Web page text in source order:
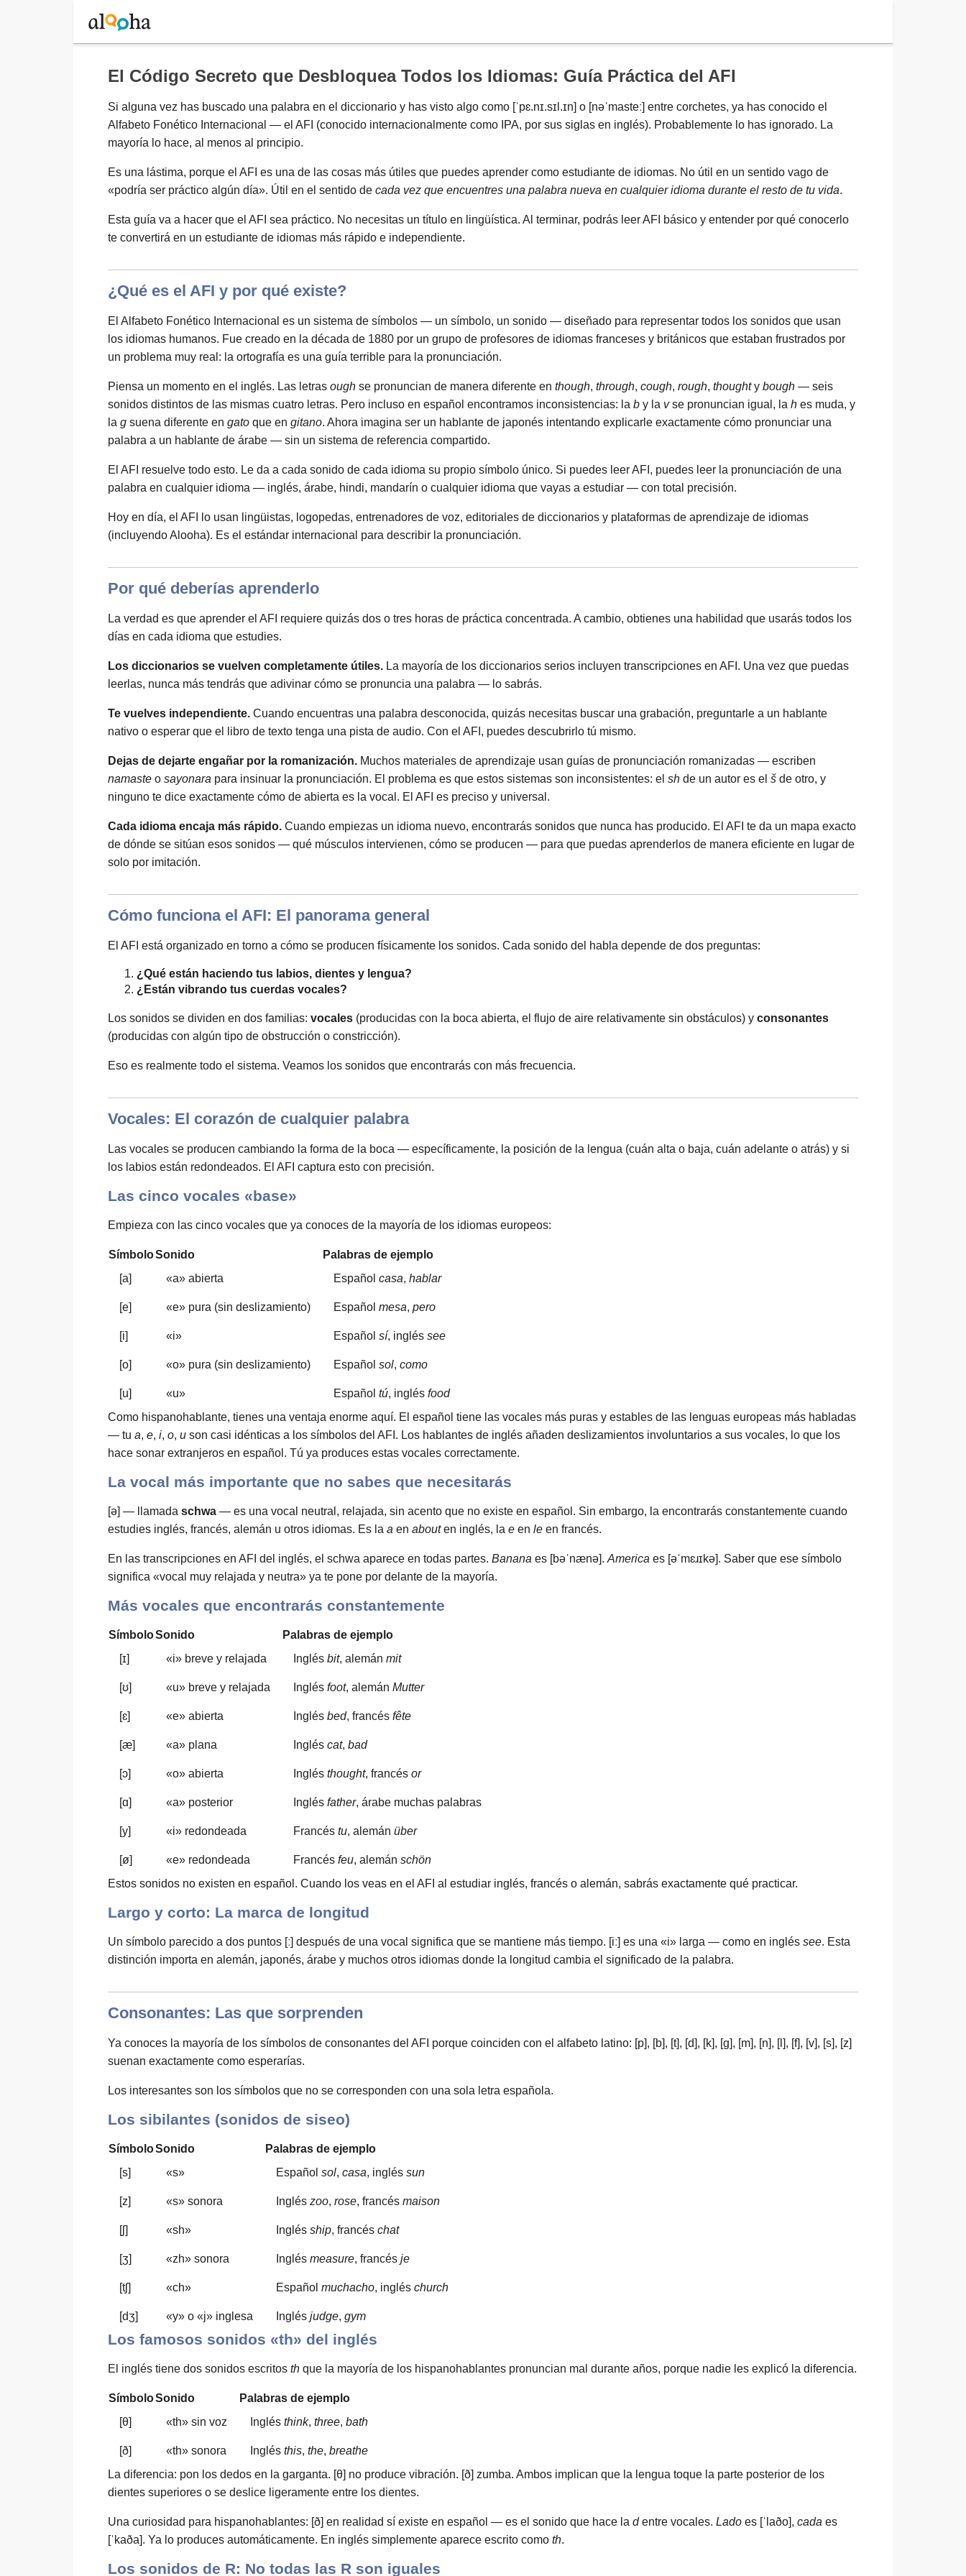
Suche
Anmelden
Blog
Fr, 07. August 2026 | 32
Englisch Deutsch Spanisch
El Código Secreto que Desbloquea Todos los Idiomas: Guía Práctica del AFI
Si alguna vez has buscado una palabra en el diccionario y has visto algo como [ˈpɛ.nɪ.sɪl.ɪn] o [nəˈmasteː] entre corchetes, ya has conocido el
Alfabeto Fonético Internacional — el AFI (conocido internacionalmente como IPA, por sus siglas en inglés). Probablemente lo has ignorado. La
mayoría lo hace, al menos al principio.
Es una lástima, porque el AFI es una de las cosas más útiles que puedes aprender como estudiante de idiomas. No útil en un sentido vago de
«podría ser práctico algún día». Útil en el sentido de cada vez que encuentres una palabra nueva en cualquier idioma durante el resto de tu vida.
Esta guía va a hacer que el AFI sea práctico. No necesitas un título en lingüística. Al terminar, podrás leer AFI básico y entender por qué conocerlo
te convertirá en un estudiante de idiomas más rápido e independiente.
¿Qué es el AFI y por qué existe?
El Alfabeto Fonético Internacional es un sistema de símbolos — un símbolo, un sonido — diseñado para representar todos los sonidos que usan
los idiomas humanos. Fue creado en la década de 1880 por un grupo de profesores de idiomas franceses y británicos que estaban frustrados por
un problema muy real: la ortografía es una guía terrible para la pronunciación.
Piensa un momento en el inglés. Las letras ough se pronuncian de manera diferente en though, through, cough, rough, thoughty bough — seis
sonidos distintos de las mismas cuatro letras. Pero incluso en español encontramos inconsistencias: la b y la vse pronuncian igual, la h es muda, y
la g suena diferente en gato que en gitano. Ahora imagina ser un hablante de japonés intentando explicarle exactamente cómo pronunciar una
palabra a un hablante de árabe — sin un sistema de referencia compartido.
El AFI resuelve todo esto. Le da a cada sonido de cada idioma su propio símbolo único. Si puedes leer AFI, puedes leer la pronunciación de una
palabra en cualquier idioma — inglés, árabe, hindi, mandarín o cualquier idioma que vayas a estudiar — con total precisión.
Hoy en día, el AFI lo usan lingüistas, logopedas, entrenadores de voz, editoriales de diccionarios y plataformas de aprendizaje de idiomas
(incluyendo Alooha). Es el estándar internacional para describir la pronunciación.
Por qué deberías aprenderlo
La verdad es que aprender el AFI requiere quizás dos o tres horas de práctica concentrada. A cambio, obtienes una habilidad que usarás todos los
días en cada idioma que estudies.
Los diccionarios se vuelven completamente útiles. La mayoría de los diccionarios serios incluyen transcripciones en AFI. Una vez que puedas
leerlas, nunca más tendrás que adivinar cómo se pronuncia una palabra — lo sabrás.
Te vuelves independiente. Cuando encuentras una palabra desconocida, quizás necesitas buscar una grabación, preguntarle a un hablante
nativo o esperar que el libro de texto tenga una pista de audio. Con el AFI, puedes descubrirlo tú mismo.
Dejas de dejarte engañar por la romanización. Muchos materiales de aprendizaje usan guías de pronunciación romanizadas — escriben
namaste o sayonara para insinuar la pronunciación. El problema es que estos sistemas son inconsistentes: el sh de un autor es el š de otro, y
ninguno te dice exactamente cómo de abierta es la vocal. El AFI es preciso y universal.
Cada idioma encaja más rápido. Cuando empiezas un idioma nuevo, encontrarás sonidos que nunca has producido. El AFI te da un mapa exacto
de dónde se sitúan esos sonidos — qué músculos intervienen, cómo se producen — para que puedas aprenderlos de manera eficiente en lugar de
solo por imitación.
Cómo funciona el AFI: El panorama general
El AFI está organizado en torno a cómo se producen físicamente los sonidos. Cada sonido del habla depende de dos preguntas:
¿Qué están haciendo tus labios, dientes y lengua?
¿Están vibrando tus cuerdas vocales?
Los sonidos se dividen en dos familias: vocales (producidas con la boca abierta, el flujo de aire relativamente sin obstáculos) y consonantes
(producidas con algún tipo de obstrucción o constricción).
Eso es realmente todo el sistema. Veamos los sonidos que encontrarás con más frecuencia.
Vocales: El corazón de cualquier palabra
Las vocales se producen cambiando la forma de la boca — específicamente, la posición de la lengua (cuán alta o baja, cuán adelante o atrás) y si
los labios están redondeados. El AFI captura esto con precisión.
Las cinco vocales «base»
Empieza con las cinco vocales que ya conoces de la mayoría de los idiomas europeos:
SímboloSonido
Palabras de ejemplo
[a]
«a» abierta Español casa, hablar
[e] «e» pura (sin deslizamiento) Español mesa, pero
[i] «i» Español sí, inglés see
[o] «o» pura (sin deslizamiento) Español sol, como
[u] «u» Español tú, inglés food
Como hispanohablante, tienes una ventaja enorme aquí. El español tiene las vocales más puras y estables de las lenguas europeas más habladas
— tu a, e, i, o, u son casi idénticas a los símbolos del AFI. Los hablantes de inglés añaden deslizamientos involuntarios a sus vocales, lo que los
hace sonar extranjeros en español. Tú ya produces estas vocales correctamente.
La vocal más importante que no sabes que necesitarás
[ə] — llamada schwa — es una vocal neutral, relajada, sin acento que no existe en español. Sin embargo, la encontrarás constantemente cuando
estudies inglés, francés, alemán u otros idiomas. Es la a en abouten inglés, la e en le en francés.
En las transcripciones en AFI del inglés, el schwa aparece en todas partes. Banana es [bəˈnænə]. America es [əˈmɛɹɪkə]. Saber que ese símbolo
significa «vocal muy relajada y neutra» ya te pone por delante de la mayoría.
Más vocales que encontrarás constantemente
SímboloSonido
Palabras de ejemplo
[ɪ]
«i» breve y relajada Inglés bit, alemán mit
[ʊ] «u» breve y relajada Inglés foot, alemán Mutter
[ɛ] «e» abierta Inglés bed, francés fête
[æ] «a» plana Inglés cat, bad
[ɔ] «o» abierta Inglés thought, francés or
[ɑ] «a» posterior Inglés father, árabe muchas palabras
[y] «i» redondeada Francés tu, alemán über
[ø] «e» redondeada Francés feu, alemán schön
Estos sonidos no existen en español. Cuando los veas en el AFI al estudiar inglés, francés o alemán, sabrás exactamente qué practicar.
Largo y corto: La marca de longitud
Un símbolo parecido a dos puntos [ː] después de una vocal significa que se mantiene más tiempo. [iː] es una «i» larga — como en inglés see. Esta
distinción importa en alemán, japonés, árabe y muchos otros idiomas donde la longitud cambia el significado de la palabra.
Consonantes: Las que sorprenden
Ya conoces la mayoría de los símbolos de consonantes del AFI porque coinciden con el alfabeto latino: [p], [b], [t], [d], [k], [g], [m], [n], [l], [f], [v], [s], [z]
suenan exactamente como esperarías.
Los interesantes son los símbolos que no se corresponden con una sola letra española.
Los sibilantes (sonidos de siseo)
SímboloSonido
Palabras de ejemplo
[s]
«s» Español sol, casa, inglés sun
[z] «s» sonora Inglés zoo, rose, francés maison
[ʃ] «sh» Inglés ship, francés chat
[ʒ] «zh» sonora Inglés measure, francés je
[tʃ] «ch» Español muchacho, inglés church
[dʒ] «y» o «j» inglesa Inglés judge, gym
Los famosos sonidos «th» del inglés
El inglés tiene dos sonidos escritos th que la mayoría de los hispanohablantes pronuncian mal durante años, porque nadie les explicó la diferencia.
SímboloSonido
Palabras de ejemplo
[θ]
«th» sin voz Inglés think, three, bath
[ð] «th» sonora Inglés this, the, breathe
La diferencia: pon los dedos en la garganta. [θ] no produce vibración. [ð] zumba. Ambos implican que la lengua toque la parte posterior de los
dientes superiores o se deslice ligeramente entre los dientes.
Una curiosidad para hispanohablantes: [ð] en realidad sí existe en español — es el sonido que hace la dentre vocales. Lado es [ˈlaðo], cada es
[ˈkaða]. Ya lo produces automáticamente. En inglés simplemente aparece escrito como th.
Los sonidos de R: No todas las R son iguales